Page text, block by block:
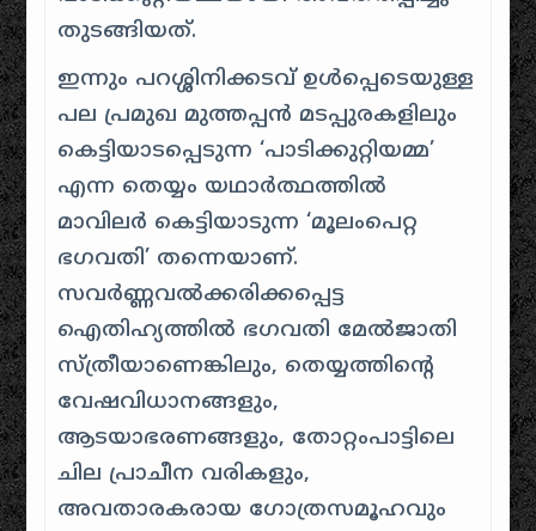
തുടങ്ങിയത്.
ഇന്നും പറശ്ശിനിക്കടവ് ഉൾപ്പെടെയുള്ള
പല പ്രമുഖ മുത്തപ്പൻ മടപ്പുരകളിലും
കെട്ടിയാടപ്പെടുന്ന ‘പാടിക്കുറ്റിയമ്മ’
എന്ന തെയ്യം യഥാർത്ഥത്തിൽ
മാവിലർ കെട്ടിയാടുന്ന ‘മൂലംപെറ്റ
ഭഗവതി’ തന്നെയാണ്.
സവർണ്ണവൽക്കരിക്കപ്പെട്ട
ഐതിഹ്യത്തിൽ ഭഗവതി മേൽജാതി
സ്ത്രീയാണെങ്കിലും, തെയ്യത്തിന്റെ
വേഷവിധാനങ്ങളും,
ആടയാഭരണങ്ങളും, തോറ്റംപാട്ടിലെ
ചില പ്രാചീന വരികളും,
അവതാരകരായ ഗോത്രസമൂഹവും